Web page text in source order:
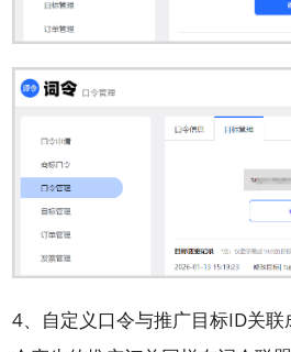
4、自定义口令与推广目标ID关联